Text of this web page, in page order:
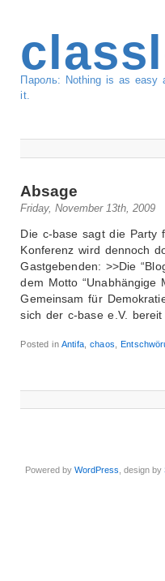
Пароль: Nothing is as
it.
Absage
Friday, November 13th, 2009
Die c-base sagt die Party
Konferenz wird dennoch
Gastgebenden: >>Die
dem Motto “Unabhängige
Gemeinsam für
sich der c-base e.V.
Posted inAntifa,chaos ,
Powered byWordPress , design by